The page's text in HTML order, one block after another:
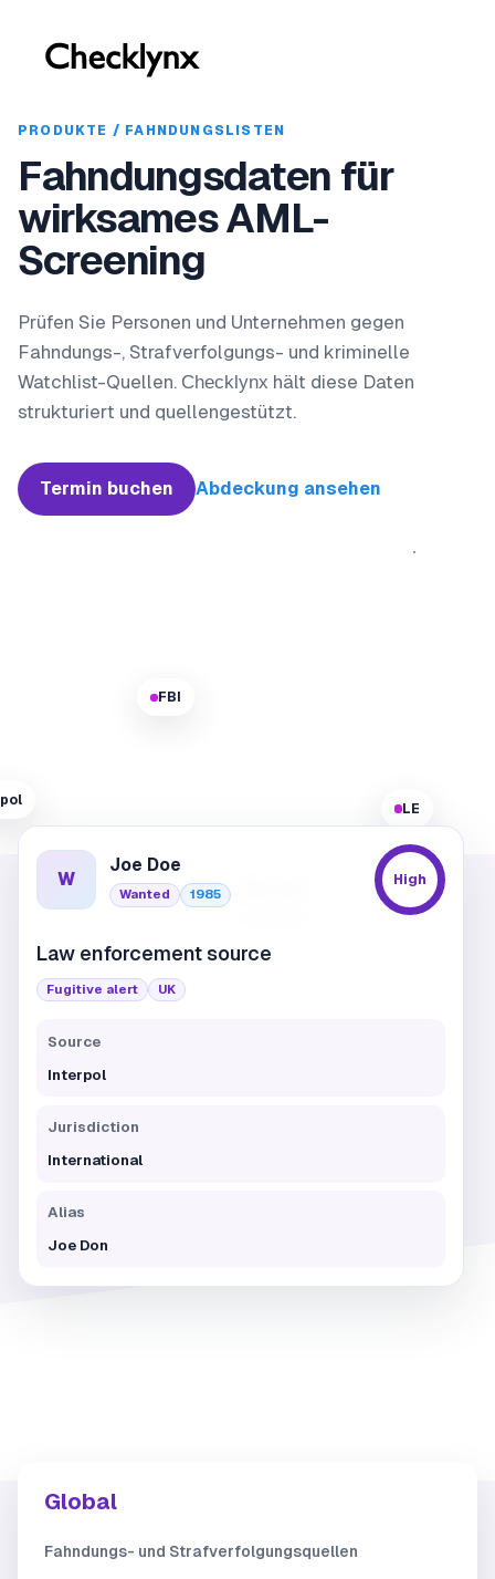
PRODUKTE / FAHNDUNGSLISTEN
Fahndungsdaten für
wirksames AML-
Screening
Prüfen Sie Personen und Unternehmen gegen
Fahndungs-, Strafverfolgungs- und kriminelle
Watchlist-Quellen. Checklynx hält diese Daten
strukturiert und quellengestützt.
Termin buchen Abdeckung ansehen
FBI
LE
W
Joe Doe
Wanted 1985
High
Law enforcement source
Fugitive alert UK
Source
Interpol
Jurisdiction
International
Alias
Joe Don
Global
Fahndungs- und Strafverfolgungsquellen